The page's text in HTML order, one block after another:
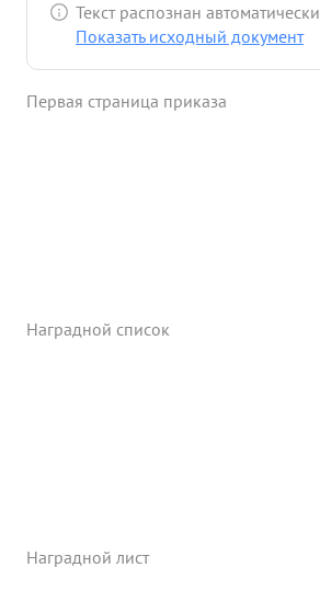
Текст распознан автоматически
Показать исходный документ
Первая страница приказа
Наградной список
Наградной лист